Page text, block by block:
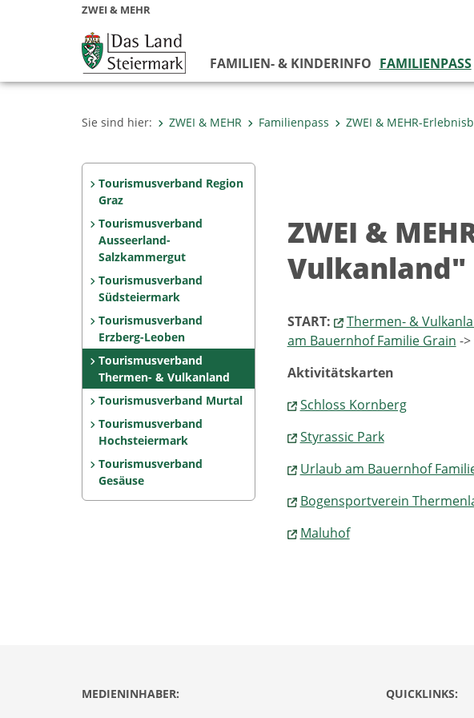
ZWEI & MEHR
FAMILIEN- & KINDERINFO FAMILIENPASS
Sie sind hier: ZWEI & MEHR Familienpass ZWEI & MEHR-
Tourismusverband Region
Graz
Tourismusverband
Ausseerland-
Salzkammergut
Tourismusverband
Südsteiermark
Tourismusverband
Erzberg-Leoben
Tourismusverband
Thermen- & Vulkanland
Tourismusverband Murtal
Tourismusverband
Hochsteiermark
Tourismusverband
Gesäuse
ZWEI &
Vulkanland"
START: Thermen- &
am Bauernhof Familie Grain ->
Aktivitätskarten
Schloss Kornberg
Styrassic Park
Urlaub am Bauernhof
Bogensportverein
Maluhof
MEDIENINHABER:
QUICKLINKS: